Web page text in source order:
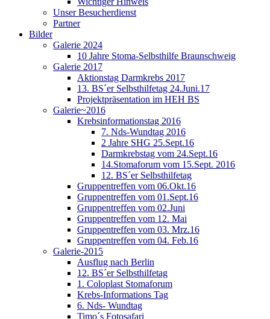
Unser Besucherdienst
Partner
Bilder
Galerie 2024
10 Jahre Stoma-Selbsthilfe Braunschweig
Galerie 2017
Aktionstag Darmkrebs 2017
13. BS´er Selbsthilfetag 24.Juni.17
Projektpräsentation im HEH BS
Galerie~2016
Krebsinformationstag 2016
7. Nds-Wundtag 2016
2 Jahre SHG 25.Sept.16
Darmkrebstag vom 24.Sept.16
14.Stomaforum vom 15.Sept. 2016
12. BS´er Selbsthilfetag
Gruppentreffen vom 06.Okt.16
Gruppentreffen vom 01.Sept.16
Gruppentreffen vom 02.Juni
Gruppentreffen vom 12. Mai
Gruppentreffen vom 03. Mrz.16
Gruppentreffen vom 04. Feb.16
Galerie-2015
Ausflug nach Berlin
12. BS´er Selbsthilfetag
1. Coloplast Stomaforum
Krebs-Informations Tag
6. Nds- Wundtag
Timo´s Fotosafari